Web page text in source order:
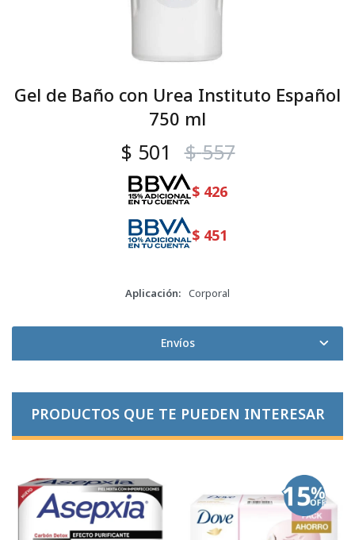
Gel de Baño con Urea Instituto Español
750 ml
$ 501 $ 557
$ 426
$ 451
Aplicación Corporal
Envíos
PRODUCTOS QUE TE PUEDEN INTERESAR